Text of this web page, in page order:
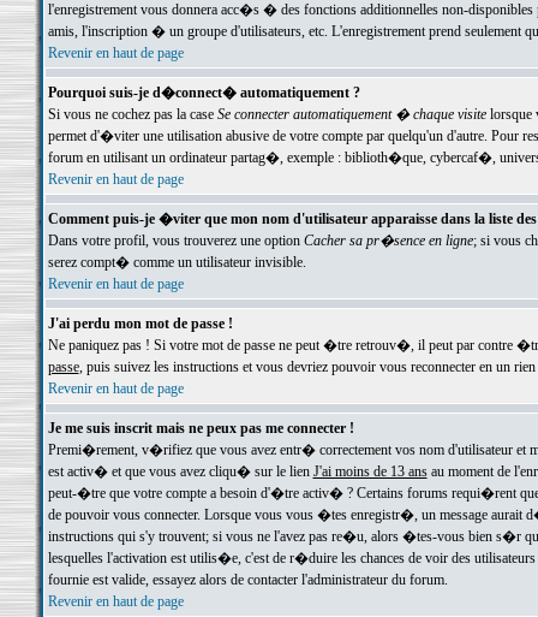
l'enregistrement vous donnera acc�s � des fonctions additionnelles non-
amis, l'inscription � un groupe d'utilisateurs, etc. L'enregistrement prend seulement
Revenir en haut de page
Pourquoi suis-je d�connect� automatiquement ?
Si vous ne cochez pas la case Se connecter automatiquement � chaque visitelorsque
permet d'�viter une utilisation abusive de votre compte par quelqu'un d'autre. Pour
forum en utilisant un ordinateur partag�, exemple : biblioth�que, cybercaf�,
Revenir en haut de page
Comment puis-je �viter que mon nom d'utilisateur apparaisse dans la liste
Dans votre profil, vous trouverez une option Cacher sa pr�sence en ligne; si vous
serez compt� comme un utilisateur invisible.
Revenir en haut de page
J'ai perdu mon mot de passe !
Ne paniquez pas ! Si votre mot de passe ne peut �tre retrouv�, il peut par contre
passe, puis suivez les instructions et vous devriez pouvoir vous reconnecter en un rien
Revenir en haut de page
Je me suis inscrit mais ne peux pas me connecter !
Premi�rement, v�rifiez que vous avez entr� correctement vos nom d'utilisateur
est activ� et que vous avez cliqu� sur le lien J'ai moins de 13 ansau moment de
peut-�tre que votre compte a besoin d'�tre activ� ? Certains forums requi�rent
de pouvoir vous connecter. Lorsque vous vous �tes enregistr�, un message aurait
instructions qui s'y trouvent; si vous ne l'avez pas re�u, alors �tes-vous bien s�r
lesquelles l'activation est utilis�e, c'est de r�duire les chances de voir des
fournie est valide, essayez alors de contacter l'administrateur du forum.
Revenir en haut de page